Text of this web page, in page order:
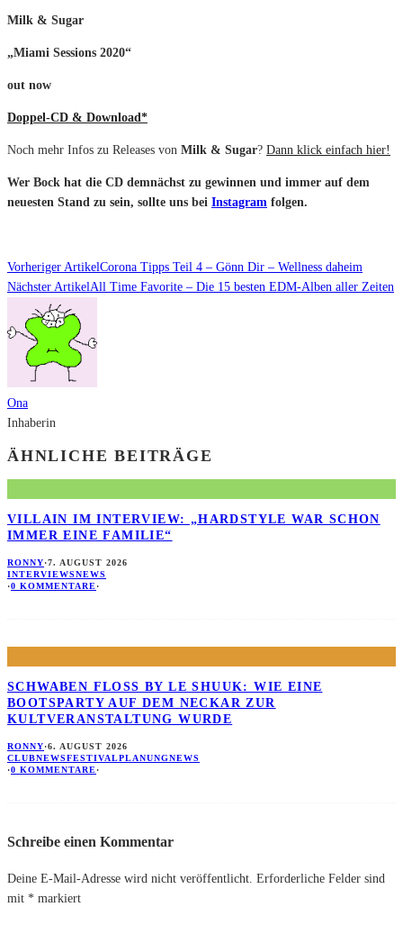
Milk & Sugar
„Miami Sessions 2020“
out now
Doppel-CD & Download*
Noch mehr Infos zu Releases von Milk & Sugar? Dann klick einfach hier!
Wer Bock hat die CD demnächst zu gewinnen und immer auf dem
neuesten Stand zu sein, sollte uns bei Instagram folgen.
Vorheriger ArtikelCorona Tipps Teil 4 – Gönn Dir – Wellness daheim
Nächster ArtikelAll Time Favorite – Die 15 besten EDM-Alben aller Zeiten
Ona
Inhaberin
ÄHNLICHE BEITRÄGE
VILLAIN IM INTERVIEW: „HARDSTYLE WAR SCHON
IMMER EINE FAMILIE“
RONNY·7. AUGUST 2026
INTERVIEWSNEWS
·0 KOMMENTARE·
SCHWABEN FLOSS BY LE SHUUK: WIE EINE B
OOTSPARTY AUF DEM NECKAR ZUR K
ULTVERANSTALTUNG WURDE
RONNY·6. AUGUST 2026
CLUBNEWSFESTIVALPLANUNGNEWS
·0 KOMMENTARE·
Schreibe einen Kommentar
Deine E-Mail-Adresse wird nicht veröffentlicht. Erforderliche Felder sind
mit * markiert